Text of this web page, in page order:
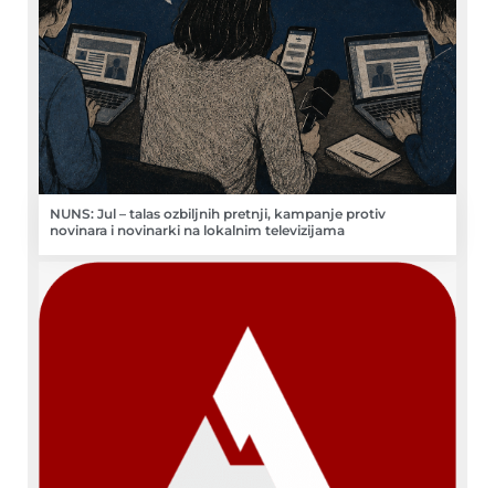
NUNS: Jul – talas ozbiljnih pretnji, kampanje protiv
novinara i novinarki na lokalnim televizijama